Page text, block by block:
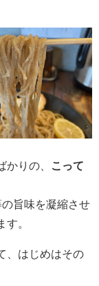
りの、
こって
の旨味を凝縮させ
。
、はじめはその